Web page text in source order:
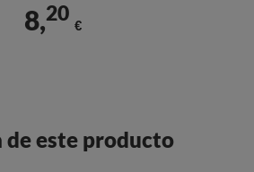
8,20
€
de este producto